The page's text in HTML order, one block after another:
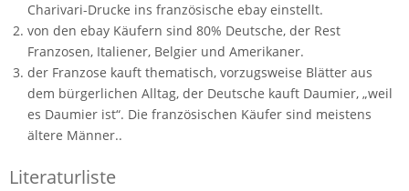
Charivari-Drucke ins französische ebay einstellt.
von den ebay Käufern sind 80% Deutsche, der Rest
Franzosen, Italiener, Belgier und Amerikaner.
der Franzose kauft thematisch, vorzugsweise Blätter aus
dem bürgerlichen Alltag, der Deutsche kauft Daumier, „weil
es Daumier ist“. Die französischen Käufer sind meistens
ältere Männer..
Literaturliste